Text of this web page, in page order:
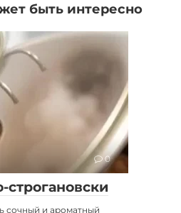
быть интересно
0
строгановски
сочный и ароматный